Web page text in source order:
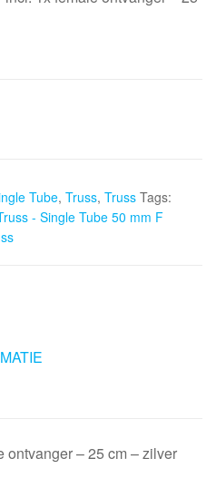
Tube, Truss, Truss Tags:
- Single Tube 50 mm F
ontvanger – 25 cm – zilver